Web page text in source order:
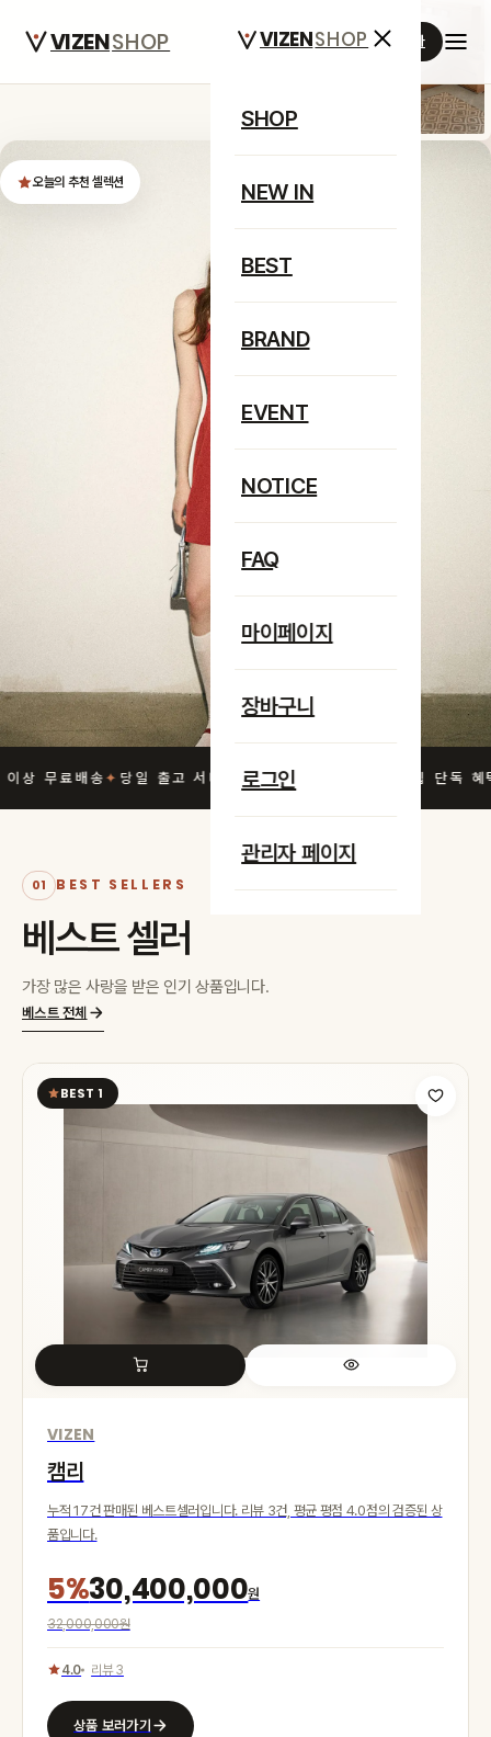
VIZENSHOP 관리자
VIZENSHOP
SHOP
NEW IN
BEST
BRAND
EVENT
NOTICE
FAQ
마이페이지
장바구니
로그인
관리자 페이지
2027 NEW SEASON COLLECTION
감각을 입다,
일상에 머무는 셀렉트
매일을 조금 더 특별하게. 패션부터 리빙·테크까지,
VIZEN SHOP이 직접 큐레이션한 컬렉션을 만나보세요.
큐레이션 상품
4.9/5
고객 만족도
당일
오늘의 추천 셀렉션
무료배송 당일 출고 서비스 30일 안심 반품 멤버십 단독 혜택
01 BEST SELLERS
베스트 셀러
가장 많은 사랑을 받은 인기 상품입니다.
베스트 전체
BEST 1
VIZEN
캠리
누적 17건 판매된 베스트셀러입니다. 리뷰 3건, 평균 평점 4.0점의 검증된 상
품입니다.
5%30,400,000원
32,000,000원
4.0 리뷰 3
상품 보러가기